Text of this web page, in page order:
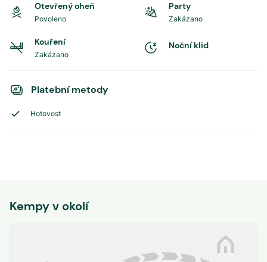
Otevřený oheň
Povoleno
Party
Zakázano
Kouření
Zakázano
Noční klid
Platební metody
Hotovost
Kempy v okolí